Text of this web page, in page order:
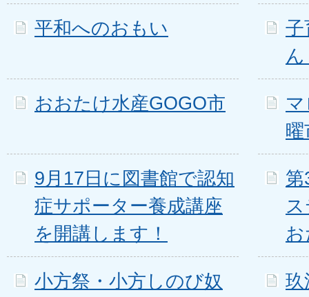
平和へのおもい
子
おおたけ水産GOGO市
曜
9月17日に図書館で認知
症サポーター養成講座
を開講します！
小方祭・小方しのび奴
玖